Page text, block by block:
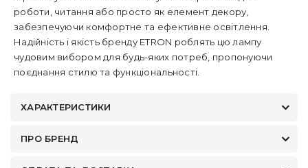
роботи, читання або просто як елемент декору,
забезпечуючи комфортне та ефективне освітлення.
Надійність і якість бренду ETRON роблять цю лампу
чудовим вибором для будь-яких потреб, пропонуючи
поєднання стилю та функціональності.
ХАРАКТЕРИСТИКИ
ПРО БРЕНД